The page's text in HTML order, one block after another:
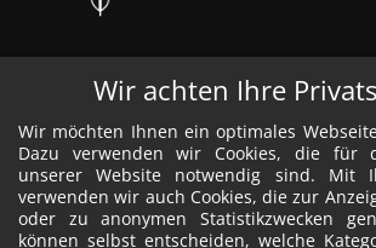
Wir achten Ihre
Wir möchten Ihnen ein optimales
Dazu verwenden wir Cookies, die für
unserer Website notwendig sind. Mit
verwenden wir auch Cookies, die zur
oder zu anonymen Statistikzwecken
können selbst entscheiden, welche